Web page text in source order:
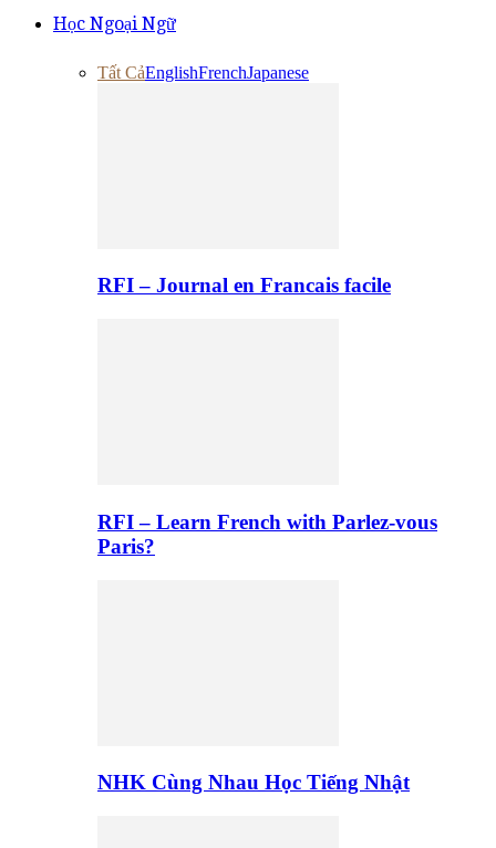
Học Ngoại Ngữ
Tất CảEnglishFrenchJapanese
RFI – Journal en Francais facile
RFI – Learn French with Parlez-vous
Paris?
NHK Cùng Nhau Học Tiếng Nhật